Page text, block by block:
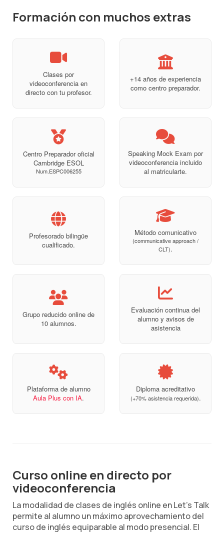
Formación con muchos extras
Clases por
videoconferencia en
directo con tu profesor.
+14 años de experiencia
como centro preparador.
Centro Preparador oficial
Cambridge ESOL
Num.ESPC006255
Speaking Mock Exam por
videoconferencia incluido
al matricularte.
Profesorado bilingüe
cualificado.
Método comunicativo
(communicative approach /
CLT).
Grupo reducido online de
10 alumnos.
Evaluación continua del
alumno y avisos de
asistencia
Plataforma de alumno
Aula Plus con IA.
Diploma acreditativo
(+70% asistencia requerida).
Curso online en directo por
videoconferencia
La modalidad de clases de inglés online en Let's Talk
permite al alumno un máximo aprovechamiento del
curso de inglés equiparable al modo presencial. El